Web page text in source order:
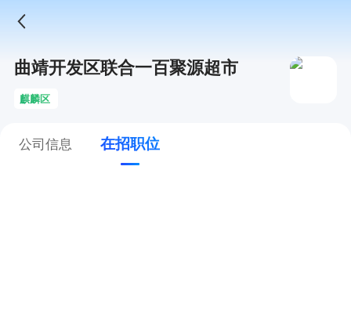
曲靖开发区联合一百聚源超市
麒麟区
公司信息 在招职位